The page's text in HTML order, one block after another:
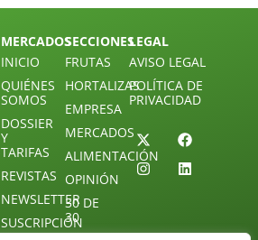
MERCADOS
INICIO
QUIÉNES
SOMOS
DOSSIER
Y
TARIFAS
REVISTAS
NEWSLETTER
SUSCRIPCIÓN
SECCIONES
FRUTAS
HORTALIZAS
EMPRESA
MERCADOS
ALIMENTACIÓN
OPINIÓN
30 DE
30
LEGAL
AVISO LEGAL
POLÍTICA DE
PRIVACIDAD